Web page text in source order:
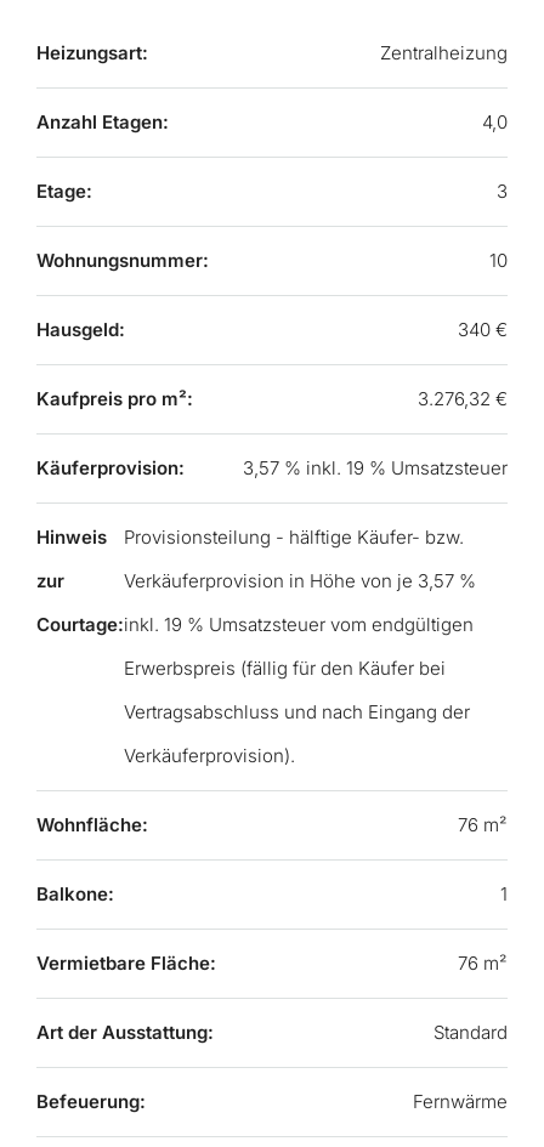
Heizungsart: Zentralheizung
Anzahl Etagen: 4,0
Etage: 3
Wohnungsnummer: 10
Hausgeld: 340 €
Kaufpreis pro m²: 3.276,32 €
Käuferprovision: 3,57 % inkl. 19 % Umsatzsteuer
Hinweis
zur
Courtage:
Provisionsteilung - hälftige Käufer- bzw.
Verkäuferprovision in Höhe von je 3,57 %
inkl. 19 % Umsatzsteuer vom endgültigen
Erwerbspreis (fällig für den Käufer bei
Vertragsabschluss und nach Eingang der
Verkäuferprovision).
Wohnfläche: 76 m²
Balkone: 1
Vermietbare Fläche: 76 m²
Art der Ausstattung: Standard
Befeuerung: Fernwärme